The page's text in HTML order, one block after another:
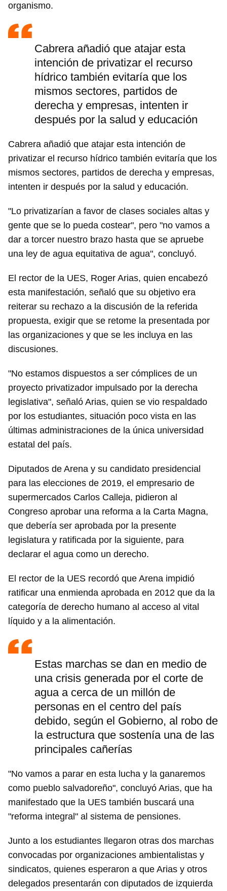
Guardar como favorito
Para poder guardar como favorito, primero has de
iniciar sesión con tu cuenta de 14ymedio.
INICIAR SESIÓN CANCELAR
organismo.
Cabrera añadió que atajar esta
intención de privatizar el recurso
hídrico también evitaría que los
mismos sectores, partidos de
derecha y empresas, intenten ir
después por la salud y educación
Cabrera añadió que atajar esta intención de
privatizar el recurso hídrico también evitaría que los
mismos sectores, partidos de derecha y empresas,
intenten ir después por la salud y educación.
"Lo privatizarían a favor de clases sociales altas y
gente que se lo pueda costear", pero "no vamos a
dar a torcer nuestro brazo hasta que se apruebe
una ley de agua equitativa de agua", concluyó.
El rector de la UES, Roger Arias, quien encabezó
esta manifestación, señaló que su objetivo era
reiterar su rechazo a la discusión de la referida
propuesta, exigir que se retome la presentada por
las organizaciones y que se les incluya en las
discusiones.
"No estamos dispuestos a ser cómplices de un
proyecto privatizador impulsado por la derecha
legislativa", señaló Arias, quien se vio respaldado
por los estudiantes, situación poco vista en las
últimas administraciones de la única universidad
estatal del país.
Diputados de Arena y su candidato presidencial
para las elecciones de 2019, el empresario de
supermercados Carlos Calleja, pidieron al
Congreso aprobar una reforma a la Carta Magna,
que debería ser aprobada por la presente
legislatura y ratificada por la siguiente, para
declarar el agua como un derecho.
El rector de la UES recordó que Arena impidió
ratificar una enmienda aprobada en 2012 que da la
categoría de derecho humano al acceso al vital
líquido y a la alimentación.
Estas marchas se dan en medio de
una crisis generada por el corte de
agua a cerca de un millón de
personas en el centro del país
debido, según el Gobierno, al robo de
la estructura que sostenía una de las
principales cañerías
"No vamos a parar en esta lucha y la ganaremos
como pueblo salvadoreño", concluyó Arias, que ha
manifestado que la UES también buscará una
"reforma integral" al sistema de pensiones.
Junto a los estudiantes llegaron otras dos marchas
convocadas por organizaciones ambientalistas y
sindicatos, quienes esperaron a que Arias y otros
delegados presentarán con diputados de izquierda